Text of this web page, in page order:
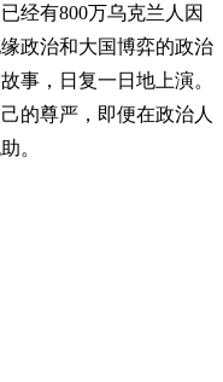
经有800万乌克兰人因
政治和大国博弈的政治
事，日复一日地上演。
的尊严，即便在政治人
。